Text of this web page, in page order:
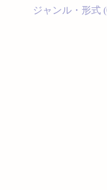
ジャンル・形式